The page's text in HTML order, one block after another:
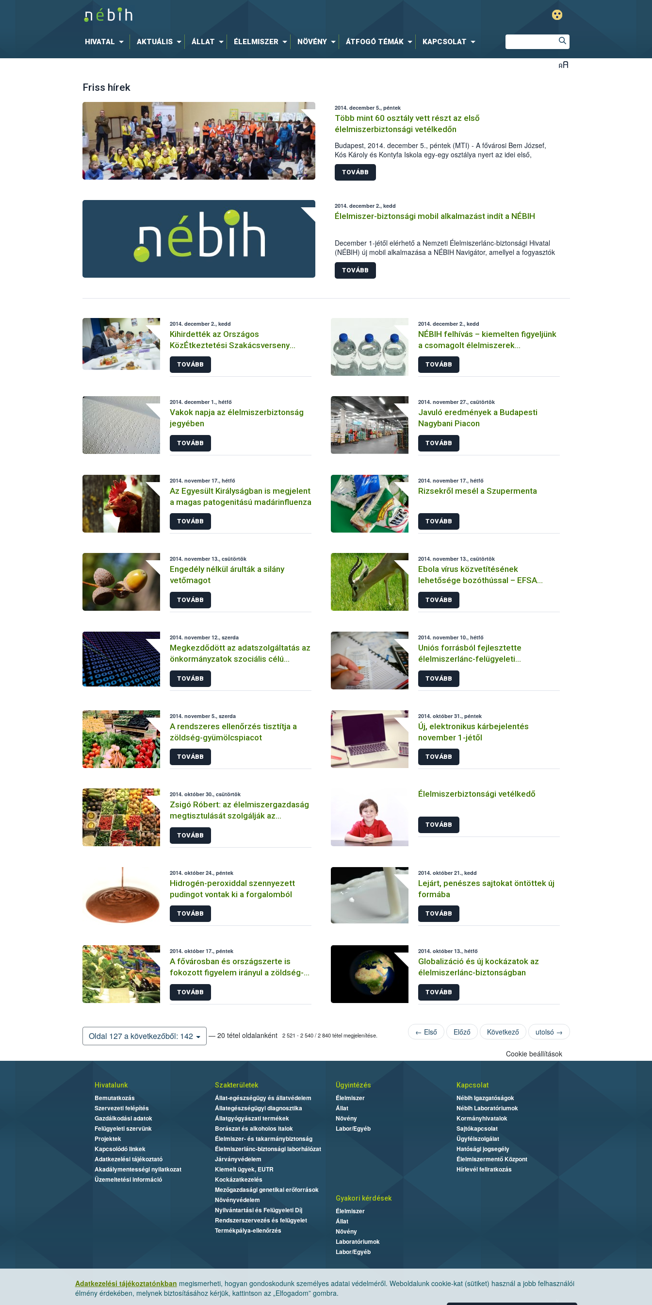
HIVATAL AKTUÁLIS ÁLLAT ÉLELMISZER NÖVÉNY ÁTFOGÓ TÉMÁK KAPCSOLAT
Friss hírek
2014. december 5., péntek
Több mint 60 osztály vett részt az első
élelmiszerbiztonsági vetélkedőn
Budapest, 2014. december 5., péntek (MTI) - A fővárosi Bem József,
Kós Károly és Kontyfa Iskola egy-egy osztálya nyert az idei első,
iskolásoknak szervezett élelmiszerbiztonsági versenyen, amelyen 37
település 64 osztálya indult.
TOVÁBB
2014. december 2., kedd
Élelmiszer-biztonsági mobil alkalmazást indít a NÉBIH
December 1-jétől elérhető a Nemzeti Élelmiszerlánc-biztonsági Hivatal
(NÉBIH) új mobil alkalmazása a NÉBIH Navigátor, amellyel a fogyasztók
hatékonyan segíthetik az élelmiszerbiztonsági problémák felderítését.
TOVÁBB
2014. december 2., kedd
Kihirdették az Országos
KözÉtkeztetési Szakácsverseny
győzteseit
TOVÁBB
2014. december 2., kedd
NÉBIH felhívás – kiemelten figyeljünk
a csomagolt élelmiszerek
sértetlenségére
TOVÁBB
2014. december 1., hétfő
Vakok napja az élelmiszerbiztonság
jegyében
TOVÁBB
2014. november 27., csütörtök
Javuló eredmények a Budapesti
Nagybani Piacon
TOVÁBB
2014. november 17., hétfő
Az Egyesült Királyságban is megjelent
a magas patogenitású madárinfluenza
TOVÁBB
2014. november 17., hétfő
Rizsekről mesél a Szupermenta
TOVÁBB
2014. november 13., csütörtök
Engedély nélkül árulták a silány
vetőmagot
TOVÁBB
2014. november 13., csütörtök
Ebola vírus közvetítésének
lehetősége bozóthússal – EFSA
vélemény
TOVÁBB
2014. november 12., szerda
Megkezdődött az adatszolgáltatás az
önkormányzatok szociális célú
tüzelőanyag vásárlásához
TOVÁBB
2014. november 10., hétfő
Uniós forrásból fejlesztette
élelmiszerlánc-felügyeleti
információs rendszerét a NÉBIH
TOVÁBB
2014. november 5., szerda
A rendszeres ellenőrzés tisztítja a
zöldség-gyümölcspiacot
TOVÁBB
2014. október 31., péntek
Új, elektronikus kárbejelentés
november 1-jétől
TOVÁBB
2014. október 30., csütörtök
Zsigó Róbert: az élelmiszergazdaság
megtisztulását szolgálják az
ellenőrzések
TOVÁBB
Élelmiszerbiztonsági vetélkedő
TOVÁBB
2014. október 24., péntek
Hidrogén-peroxiddal szennyezett
pudingot vontak ki a forgalomból
TOVÁBB
2014. október 21., kedd
Lejárt, penészes sajtokat öntöttek új
formába
TOVÁBB
2014. október 17., péntek
A fővárosban és országszerte is
fokozott figyelem irányul a zöldség-
és gyümölcskereskedőkre
TOVÁBB
2014. október 13., hétfő
Globalizáció és új kockázatok az
élelmiszerlánc-biztonságban
TOVÁBB
Oldal 127 a következőből: 142 — 20 tétel oldalanként 2 521 - 2 540 / 2 840 tétel megjelenítése. ← Első Előző Következő utolsó →
Adatkezelési tájékoztatónkban megismerheti, hogyan gondoskodunk személyes adatai védelméről. Weboldalunk cookie-kat (sütiket) használ a jobb felhasználói
élmény érdekében, melynek biztosításához kérjük, kattintson az „Elfogadom” gombra.
Cookie beállítások
Hivatalunk
Bemutatkozás
Szervezeti felépítés
Gazdálkodási adatok
Felügyeleti szervünk
Projektek
Kapcsolódó linkek
Adatkezelési tájékoztató
Akadálymentességi nyilatkozat
Üzemeltetési információ
Szakterületek
Állat-egészségügy és állatvédelem
Állategészségügyi diagnosztika
Állatgyógyászati termékek
Borászat és alkoholos italok
Élelmiszer- és takarmánybiztonság
Élelmiszerlánc-biztonsági laborhálózat
Járványvédelem
Kiemelt ügyek, EUTR
Kockázatkezelés
Mezőgazdasági genetikai erőforrások
Növényvédelem
Nyilvántartási és Felügyeleti Díj
Rendszerszervezés és felügyelet
Termékpálya-ellenőrzés
Ügyintézés
Élelmiszer
Állat
Növény
Labor/Egyéb
Kapcsolat
Nébih Igazgatóságok
Nébih Laboratóriumok
Kormányhivatalok
Sajtókapcsolat
Ügyfélszolgálat
Hatósági jogsegély
Élelmiszermentő Központ
Hírlevél feliratkozás
Gyakori kérdések
Élelmiszer
Állat
Növény
Laboratóriumok
Labor/Egyéb